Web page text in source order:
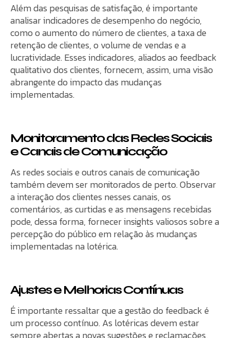
Além das pesquisas de satisfação, é importante
analisar indicadores de desempenho do negócio,
como o aumento do número de clientes, a taxa de
retenção de clientes, o volume de vendas e a
lucratividade. Esses indicadores, aliados ao feedback
qualitativo dos clientes, fornecem, assim, uma visão
abrangente do impacto das mudanças
implementadas.
Monitoramento das Redes Sociais
e Canais de Comunicação
As redes sociais e outros canais de comunicação
também devem ser monitorados de perto. Observar
a interação dos clientes nesses canais, os
comentários, as curtidas e as mensagens recebidas
pode, dessa forma, fornecer insights valiosos sobre a
percepção do público em relação às mudanças
implementadas na lotérica.
Ajustes e Melhorias Contínuas
É importante ressaltar que a gestão do feedback é
um processo contínuo. As lotéricas devem estar
sempre abertas a novas sugestões e reclamações,